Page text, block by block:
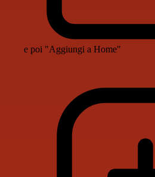
e poi "Aggiungi a Home"